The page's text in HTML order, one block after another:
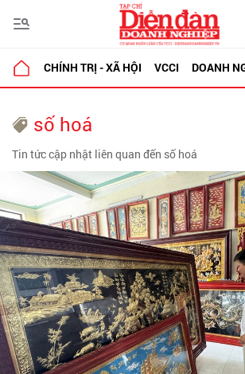
CHÍNH TRỊ - XÃ HỘI VCCI DOANH
số hoá
Tin tức cập nhật liên quan đến số hoá